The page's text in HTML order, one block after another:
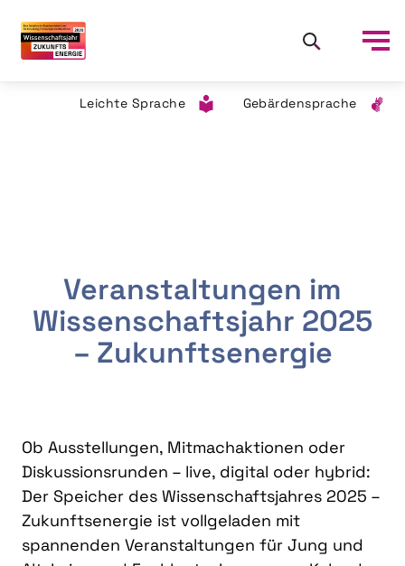
Leichte Sprache Gebärdensprache
Veranstaltungen im
Wissenschaftsjahr 2025
– Zukunftsenergie
Ob Ausstellungen, Mitmachaktionen oder
Diskussionsrunden – live, digital oder hybrid:
Der Speicher des Wissenschaftsjahres 2025 –
Zukunftsenergie ist vollgeladen mit
spannenden Veranstaltungen für Jung und